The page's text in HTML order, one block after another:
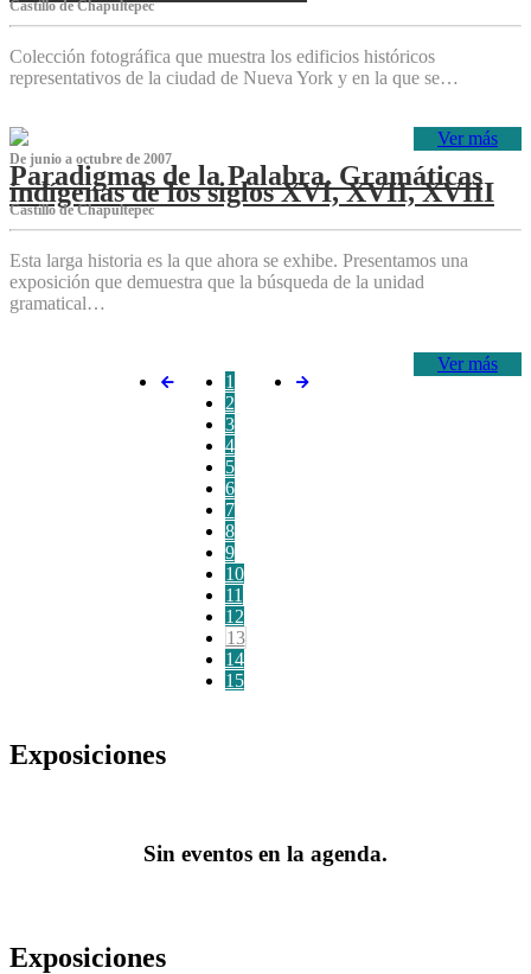
Castillo de Chapultepec
Colección fotográfica que muestra los edificios históricos
representativos de la ciudad de Nueva York y en la que se…
Ver más
De junio a octubre de 2007
Paradigmas de la Palabra. Gramáticas
indígenas de los siglos XVI, XVII, XVIII
Castillo de Chapultepec
Esta larga historia es la que ahora se exhibe. Presentamos una
exposición que demuestra que la búsqueda de la unidad
gramatical…
Ver más
1
2
3
4
5
6
7
8
9
10
11
12
13
14
15
Exposiciones
Sin eventos en la agenda.
Exposiciones